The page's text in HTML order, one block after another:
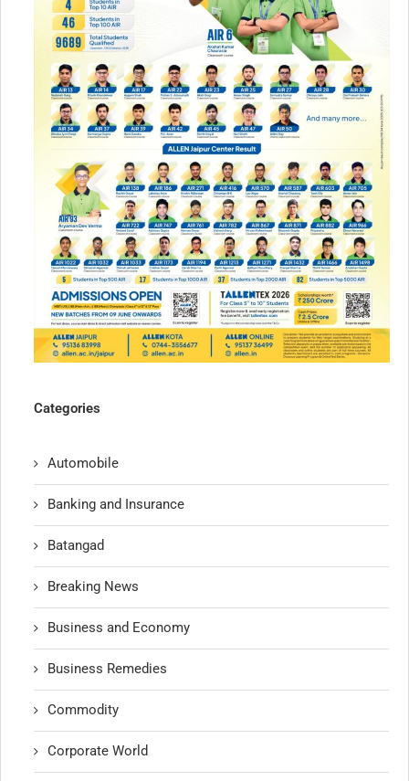
Categories
Automobile
Banking and Insurance
Batangad
Breaking News
Business and Economy
Business Remedies
Commodity
Corporate World